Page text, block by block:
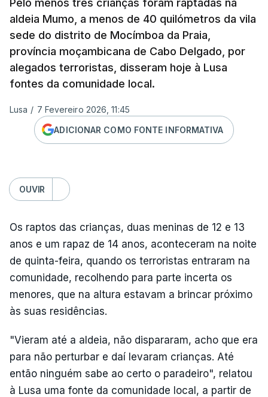
Pelo menos três crianças foram raptadas na
aldeia Mumo, a menos de 40 quilómetros da vila
sede do distrito de Mocímboa da Praia,
província moçambicana de Cabo Delgado, por
alegados terroristas, disseram hoje à Lusa
fontes da comunidade local.
Lusa / 7 Fevereiro 2026, 11:45
ADICIONAR COMO FONTE INFORMATIVA
OUVIR
Os raptos das crianças, duas meninas de 12 e 13
anos e um rapaz de 14 anos, aconteceram na noite
de quinta-feira, quando os terroristas entraram na
comunidade, recolhendo para parte incerta os
menores, que na altura estavam a brincar próximo
às suas residências.
"Vieram até a aldeia, não dispararam, acho que era
para não perturbar e daí levaram crianças. Até
então ninguém sabe ao certo o paradeiro", relatou
à Lusa uma fonte da comunidade local, a partir de